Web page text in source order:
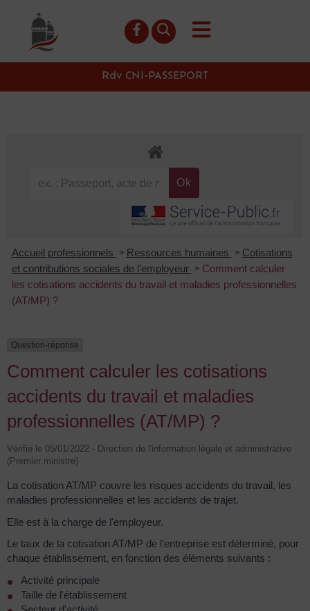
principal
Rdv CNI-PASSEPORT
Accueil professionnels > Ressources humaines > Cotisations
et contributions sociales de l'employeur
> Comment calculer
les cotisations accidents du travail et maladies professionnelles
(AT/MP) ?
Question-réponse
Comment calculer les cotisations
accidents du travail et maladies
professionnelles (AT/MP) ?
Vérifié le 05/01/2022 - Direction de l'information légale et administrative
(Premier ministre)
La cotisation AT/MP couvre les risques accidents du travail, les
maladies professionnelles et les accidents de trajet.
Elle est à la charge de l'employeur.
Le taux de la cotisation AT/MP de l'entreprise est déterminé, pour
chaque établissement, en fonction des éléments suivants :
Activité principale
Taille de l'établissement